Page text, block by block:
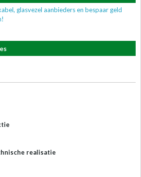
glasvezel aanbieders en bespaar geld
realisatie